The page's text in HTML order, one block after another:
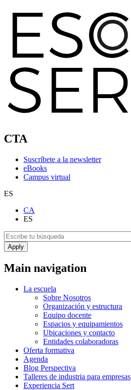
CTA
Suscríbete a la newsletter
eBooks
Campus virtual
ES
CA
ES
Main navigation
La escuela
Sobre Nosotros
Organización y estructura
Equipo docente
Espacios y equipamientos
Ubicaciones y contacto
Entidades colaboradoras
Oferta formativa
Agenda
Blog Perspectiva
Talleres de industria para empresas
Experiencia Sert